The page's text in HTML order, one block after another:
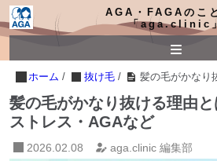
AGA・FAGAのこ
「aga.clinic
ホーム / 抜け毛 / 髪の毛がかなり
髪の毛がかなり抜ける理由と
ストレス・AGAなど
2026.02.08 aga.clinic 編集部